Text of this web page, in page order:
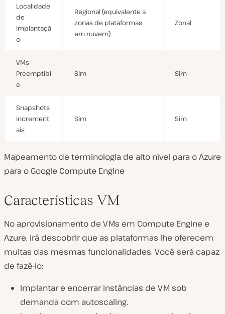
Localidade
de
implantaçã
o
Regional (equivalente a
zonas de plataformas
em nuvem)
Zonal
VMs
Preemptibl
e
Sim Sim
Snapshots
increment
ais
Sim Sim
Mapeamento de terminologia de alto nível para o Azure
para o Google Compute Engine
Características VM
No aprovisionamento de VMs em Compute Engine e
Azure, irá descobrir que as plataformas lhe oferecem
muitas das mesmas funcionalidades. Você será capaz
de fazê-lo:
Implantar e encerrar instâncias de VM sob
demanda com autoscaling.